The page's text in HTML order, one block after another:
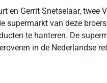
Gerrit Snetselaar, twee
van deze
te hanteren. De
in de Nederlandse